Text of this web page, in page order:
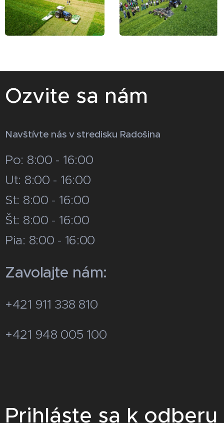
Ozvite sa nám
Navštívte nás v stredisku Radošina
Po: 8:00 - 16:00
Ut: 8:00 - 16:00
St: 8:00 - 16:00
Št: 8:00 - 16:00
Pia: 8:00 - 16:00
Zavolajte nám:
+421 911 338 810
+421 948 005 100
Prihláste sa k odberu